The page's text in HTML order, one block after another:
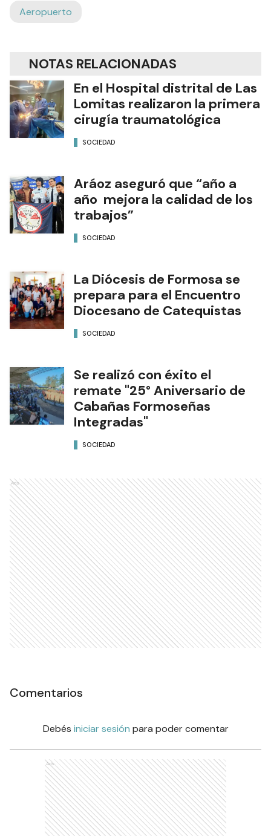
Aeropuerto
NOTAS RELACIONADAS
En el Hospital distrital de Las
Lomitas realizaron la primera
cirugía traumatológica
SOCIEDAD
Aráoz aseguró que “año a
año mejora la calidad de los
trabajos”
SOCIEDAD
La Diócesis de Formosa se
prepara para el Encuentro
Diocesano de Catequistas
SOCIEDAD
Se realizó con éxito el
remate "25° Aniversario de
Cabañas Formoseñas
Integradas"
SOCIEDAD
Ads
Comentarios
Debés iniciar sesión para poder comentar
Ads